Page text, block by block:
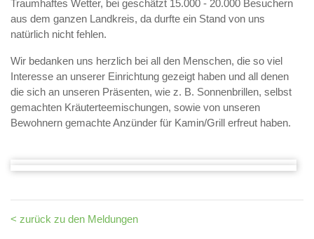
Traumhaftes Wetter, bei geschätzt 15.000 - 20.000 Besuchern
aus dem ganzen Landkreis, da durfte ein Stand von uns
natürlich nicht fehlen.
Wir bedanken uns herzlich bei all den Menschen, die so viel
Interesse an unserer Einrichtung gezeigt haben und all denen
die sich an unseren Präsenten, wie z. B. Sonnenbrillen, selbst
gemachten Kräuterteemischungen, sowie von unseren
Bewohnern gemachte Anzünder für Kamin/Grill erfreut haben.
< zurück zu den Meldungen